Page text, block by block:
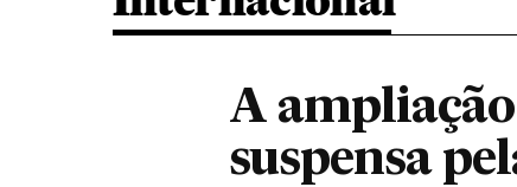
A
suspensa